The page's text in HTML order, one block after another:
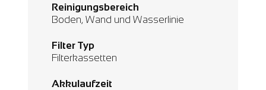
Reinigungsbereich
Boden, Wand und Wasserlinie
Filter Typ
Filterkassetten
Akkulaufzeit